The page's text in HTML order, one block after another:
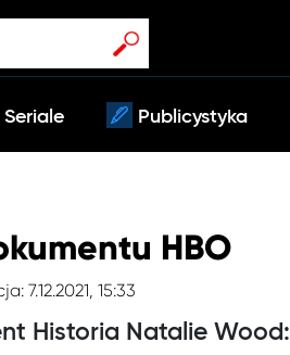
Seriale Publicystyka
HBO
7.12.2021, 15:33
Historia Natalie Wood: